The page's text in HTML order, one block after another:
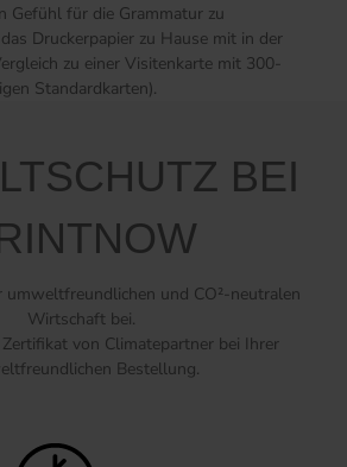
Gefühl für die Grammatur zu
Druckerpapier zu Hause mit in der
zu einer Visitenkarte mit 300-
Standardkarten).
BEI
umweltfreundlichen und CO²-neutralen
Wirtschaft bei.
von Climatepartner bei Ihrer
Bestellung.